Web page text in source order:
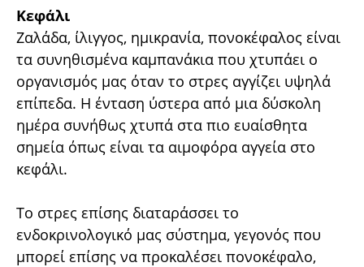
Κεφάλι
Ζαλάδα, ίλιγγος, ηµικρανία, πονοκέφαλος είναι
τα συνηθισµένα καµπανάκια που χτυπάει ο
οργανισµός µας όταν το στρες αγγίζει υψηλά
επίπεδα. Η ένταση ύστερα από µια δύσκολη
ηµέρα συνήθως χτυπά στα πιο ευαίσθητα
σηµεία όπως είναι τα αιµοφόρα αγγεία στο
κεφάλι.
Το στρες επίσης διαταράσσει το
ενδοκρινολογικό µας σύστηµα, γεγονός που
µπορεί επίσης να προκαλέσει πονοκέφαλο,